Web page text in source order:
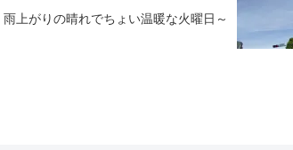
雨上がりの晴れでちょい温暖な火曜日～